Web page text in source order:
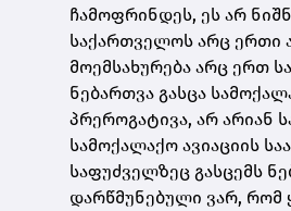
ჩამოფრინდეს, ეს არ
საქართველოს არც ერთი
მოემსახურება არც ერთ
ნებართვა გასცა
პრეროგატივა, არ არიან
სამოქალაქო ავიაციის
საფუძველზეც გასცემს
დარწმუნებული ვარ, რომ